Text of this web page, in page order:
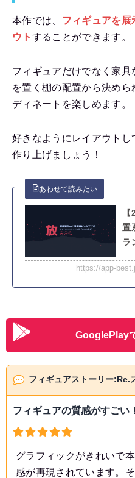
本作では、 フィギュアを展
ウト することができます。
フィギュアだけでなく家
を置く棚の配置から決め
ディネートを楽しめます。
好きなようにレイアウト
作り上げましょう！
置
ラ
https://app-
GooglePlay
フィギュアストーリー:Re.
フィギュアの質感がすごい！
グラフィックがきれいで
感が再現されています。